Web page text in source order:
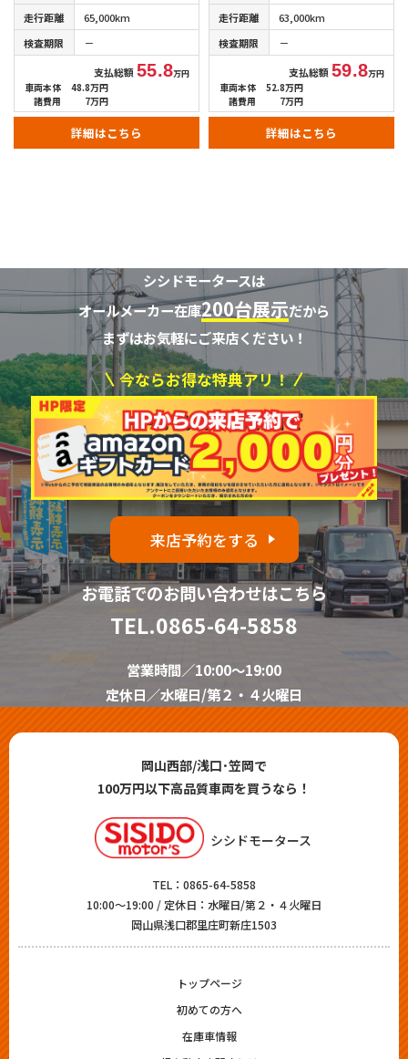
走行距離
65,000km
検査期限
－
支払総額55.8万円
車両本体
48.8万円
諸費用
7万円
詳細はこちら
走行距離
63,000km
検査期限
－
支払総額59.8万円
車両本体
52.8万円
諸費用
7万円
詳細はこちら
シシドモータースは
オールメーカー在庫200台展示だから
まずはお気軽にご来店ください！
今ならお得な特典アリ！
来店予約をする
お電話でのお問い合わせはこちら
TEL.0865-64-5858
営業時間／10:00～19:00
定休日／水曜日/第２・４火曜日
岡山西部/浅口･笠岡で
100万円以下高品質車両を買うなら！
シシドモータース
TEL： 0865-64-5858
10:00～19:00 / 定休日：水曜日/第２・４火曜日
岡山県浅口郡里庄町新庄1503
トップページ
初めての方へ
在庫車情報